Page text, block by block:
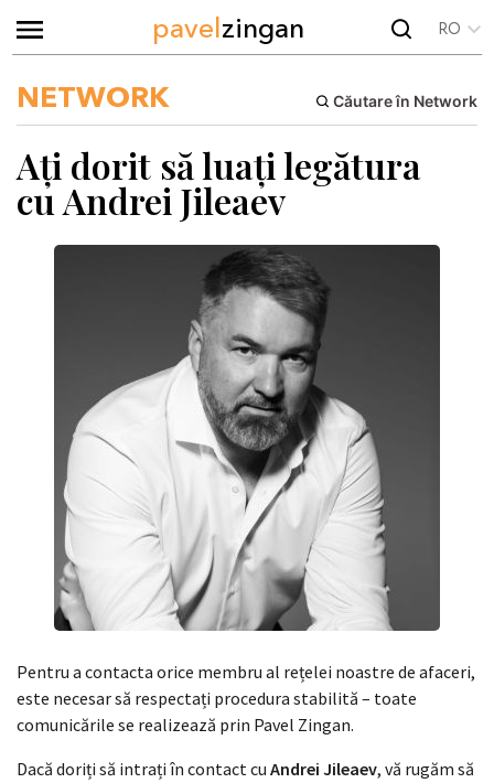
pavelzingan RO
NETWORK Căutare în Network
Ați dorit să luați legătura
cu Andrei Jileaev
Pentru a contacta orice membru al rețelei noastre de afaceri,
este necesar să respectați procedura stabilită – toate
comunicările se realizează prin Pavel Zingan.
Dacă doriți să intrați în contact cu Andrei Jileaev, vă rugăm să